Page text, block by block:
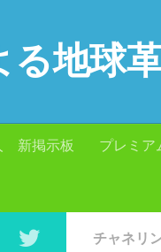
る地球
新掲示板 プレミア
チャネリ